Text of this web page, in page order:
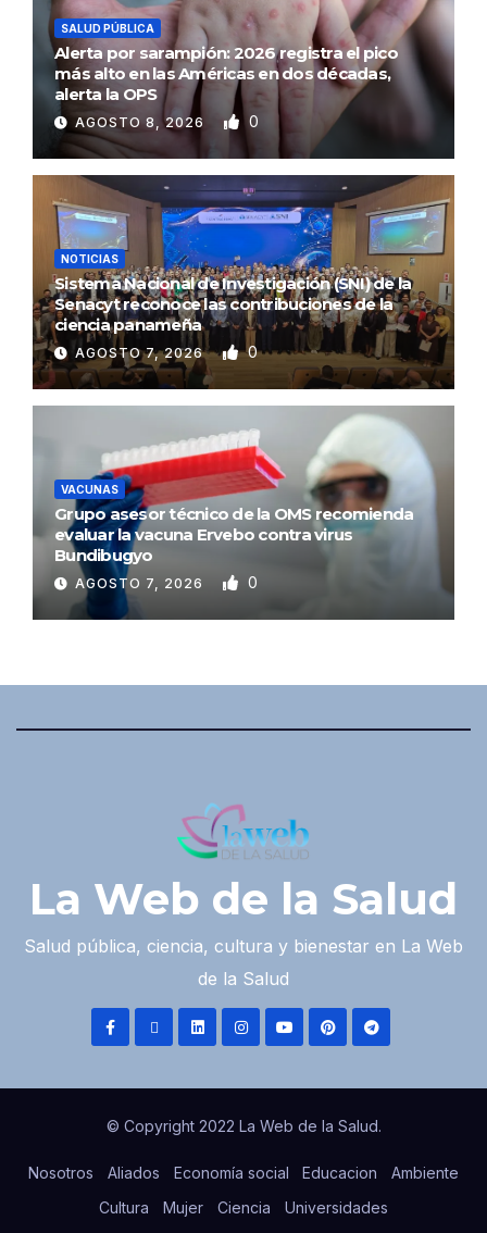
SALUD PÚBLICA
Alerta por sarampión: 2026 registra el pico
más alto en las Américas en dos décadas,
alerta la OPS
AGOSTO 8, 2026 0
NOTICIAS
Sistema Nacional de Investigación (SNI) de la
Senacyt reconoce las contribuciones de la
ciencia panameña
AGOSTO 7, 2026 0
VACUNAS
Grupo asesor técnico de la OMS recomienda
evaluar la vacuna Ervebo contra virus
Bundibugyo
AGOSTO 7, 2026 0
La Web de la Salud
Salud pública, ciencia, cultura y bienestar en La Web
de la Salud
© Copyright 2022 La Web de la Salud.
Nosotros Aliados Economía social Educacion
Ambiente
Cultura
Mujer Ciencia Universidades